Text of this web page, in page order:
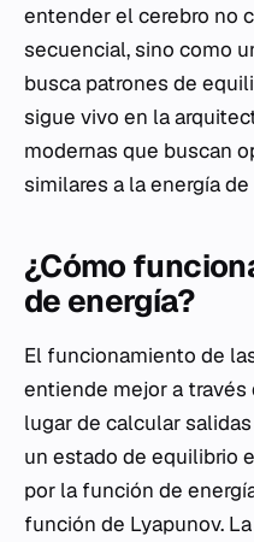
entender el cerebro no
secuencial, sino como
busca patrones de
sigue vivo en la
modernas que buscan
similares a la energía
¿Cómo
de energía?
El funcionamiento de
entiende mejor a través
lugar de calcular
un estado de equilibrio
por la función de
función de Lyapunov.